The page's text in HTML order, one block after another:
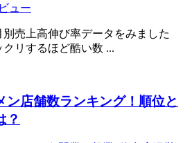
ュー
売上高伸び率データをみました
リするほど酷い数 ...
ン店舗数ランキング！順位と
？